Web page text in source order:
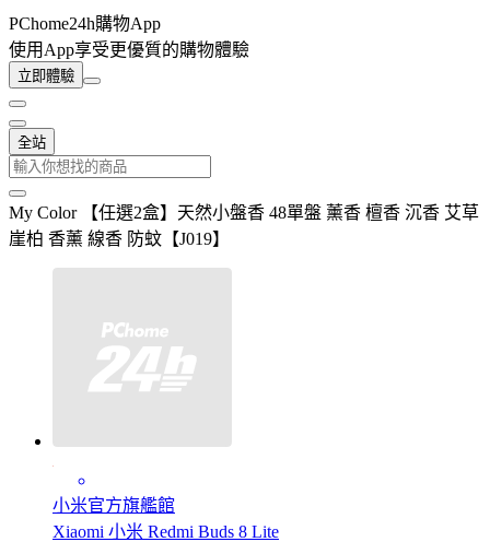
PChome24h購物App
使用App享受更優質的購物體驗
立即體驗
全站
My Color 【任選2盒】天然小盤香 48單盤 薰香 檀香 沉香 艾草
崖柏 香薰 線香 防蚊【J019】
小米官方旗艦館
Xiaomi 小米 Redmi Buds 8 Lite